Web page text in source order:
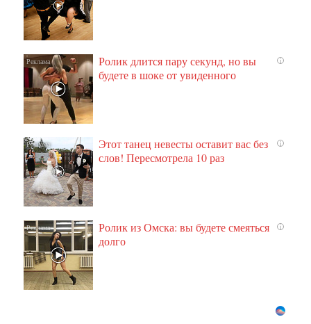
i
Ролик длится пару секунд, но вы
будете в шоке от увиденного
i
Этот танец невесты оставит вас без
слов! Пересмотрела 10 раз
i
Ролик из Омска: вы будете смеяться
долго